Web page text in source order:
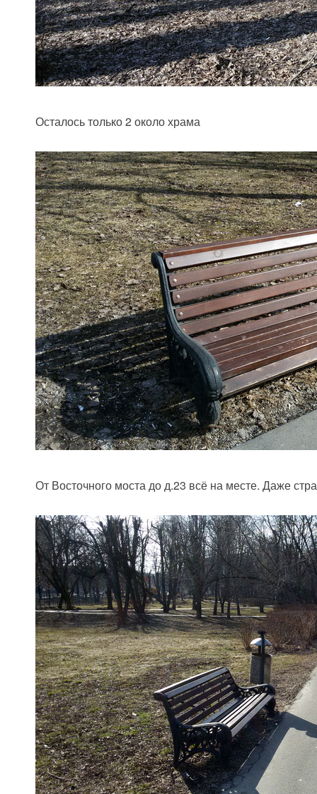
Осталось только 2 около храма
От Восточного моста до д.23 всё на месте. Даже